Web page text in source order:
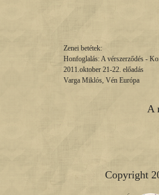
Zenei betétek:
Honfoglalás: A vérszerződés -
2011.oktober 21-22. előadás
Varga Miklós, Vén Európa
A
Copyright